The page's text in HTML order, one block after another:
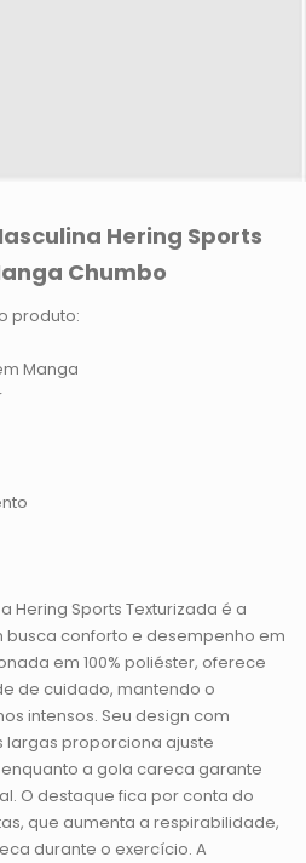
Hering Sports
Chumbo
produto:
Manga
Hering Sports Texturizada é a
conforto e desempenho em
em 100% poliéster, oferece
de cuidado, mantendo o
intensos. Seu design com
proporciona ajuste
a gola careca garante
O destaque fica por conta do
que aumenta a respirabilidade,
durante o exercício. A